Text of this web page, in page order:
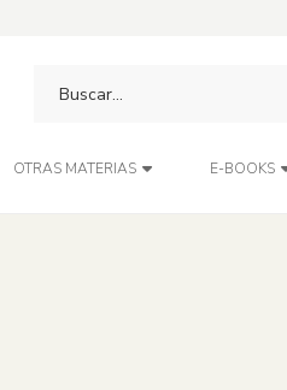
OTRAS MATERIAS E-BOOKS